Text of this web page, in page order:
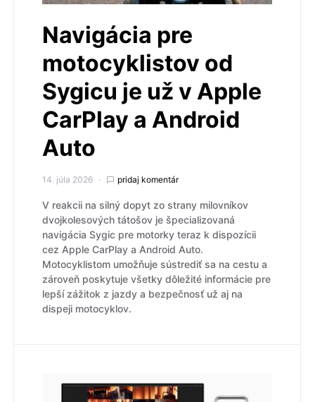
Navigácia pre
motocyklistov od
Sygicu je už v Apple
CarPlay a Android
Auto
14. júla 2026 pridaj komentár
V reakcii na silný dopyt zo strany milovníkov
dvojkolesových tátošov je špecializovaná
navigácia Sygic pre motorky teraz k dispozícii
cez Apple CarPlay a Android Auto.
Motocyklistom umožňuje sústrediť sa na cestu a
zároveň poskytuje všetky dôležité informácie pre
lepší zážitok z jazdy a bezpečnosť už aj na
dispeji motocyklov.